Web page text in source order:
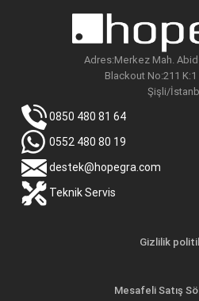
Adres:Merkez Mah.
Blackout No:211 K:1
Şişli/
0850 480 81 64
0552 480 80 19
destek@hopegra.com
Teknik Servis
Gizlilik
Mesafeli Satış